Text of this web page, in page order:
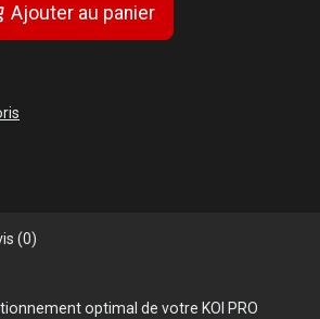
Ajouter au panier
(0)
optimal de votre KOI PRO